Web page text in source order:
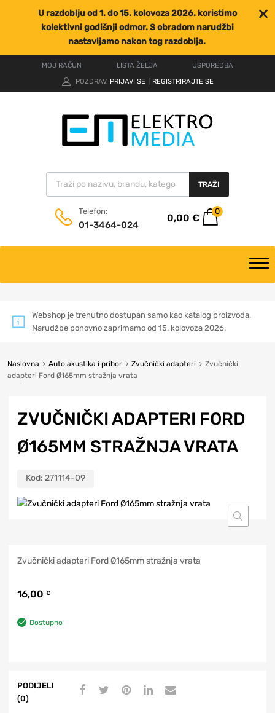
U razdoblju od 1. do 15. kolovoza 2026. koristimo
kolektivni godišnji odmor. S obradom narudžbi
nastavljamo nakon tog razdoblja.
MOJ RAČUN LISTA ŽELJA
USPOREDBA
POZDRAV. PRIJAVI SE REGISTRIRAJTE SE
TRAŽI
Telefon:
01-3464-024
0,00 €
0
Webshop je trenutno dostupan samo kao katalog proizvoda.
Narudžbe ponovno zaprimamo od 15. kolovoza 2026.
Naslovna Auto akustika i pribor Zvučnički adapteri
Zvučnički
adapteri Ford Ø165mm stražnja vrata
ZVUČNIČKI ADAPTERI FORD
Ø165MM STRAŽNJA VRATA
Kod: 271114-09
Zvučnički adapteri Ford Ø165mm stražnja vrata
16,00 €
Dostupno
PODIJELI
(0)